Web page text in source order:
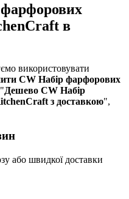
в
використовувати
CW Набір фарфорових
Дешево CW Набір
з доставкою",
або швидкої доставки